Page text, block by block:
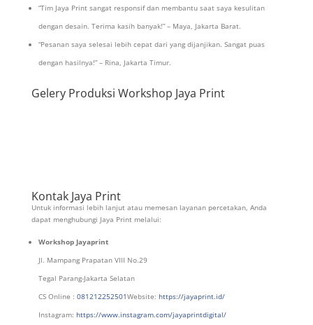
“Tim Jaya Print sangat responsif dan membantu saat saya kesulitan
dengan desain. Terima kasih banyak!” – Maya, Jakarta Barat.
“Pesanan saya selesai lebih cepat dari yang dijanjikan. Sangat puas
dengan hasilnya!” – Rina, Jakarta Timur.
Gelery Produksi Workshop Jaya Print
Kontak Jaya Print
Untuk informasi lebih lanjut atau memesan layanan percetakan, Anda
dapat menghubungi Jaya Print melalui:
Workshop Jayaprint
Jl. Mampang Prapatan VIII No.29
Tegal Parang-Jakarta Selatan
CS Online : 081212252501Website: https://jayaprint.id/
Instagram: https://www.instagram.com/jayaprintdigital/